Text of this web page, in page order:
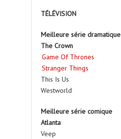
TÉLÉVISION
Meilleure série dramatique
The Crown
Game Of Thrones
Stranger Things
This Is Us
Westworld
Meilleure série comique
Atlanta
Veep